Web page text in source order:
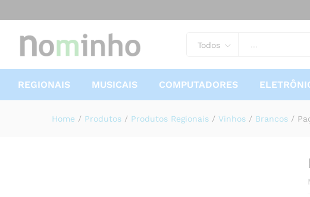
Todos
REGIONAIS MUSICAIS COMPUTADORES
Home / Produtos / Produtos Regionais / Vinhos / Brancos /
Especificações Avaliações (0) Mais Ofertas